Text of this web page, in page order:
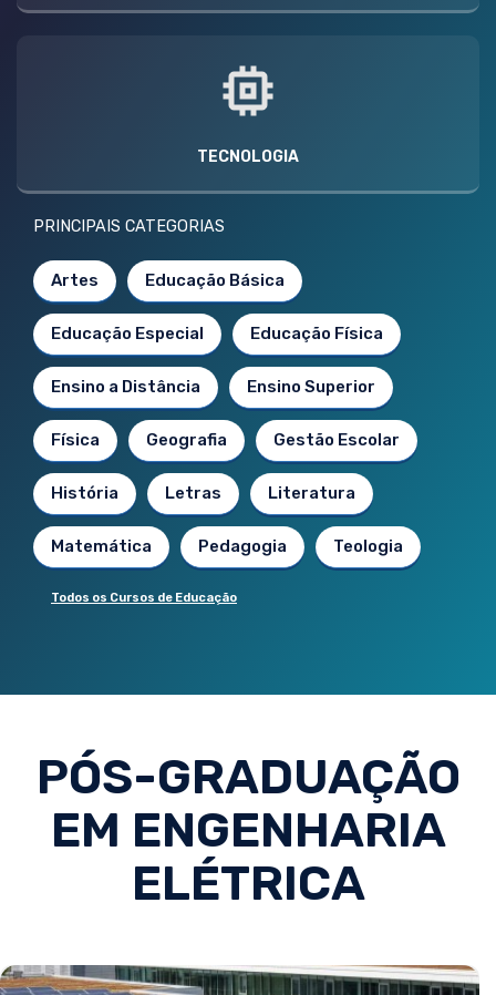
TECNOLOGIA
PRINCIPAIS CATEGORIAS
Artes Educação Básica
Educação Especial Educação Física
Ensino a Distância Ensino Superior
Física Geografia Gestão Escolar
História Letras Literatura
Matemática Pedagogia Teologia
Todos os Cursos de Educação
PÓS-GRADUAÇÃO
EM ENGENHARIA
ELÉTRICA